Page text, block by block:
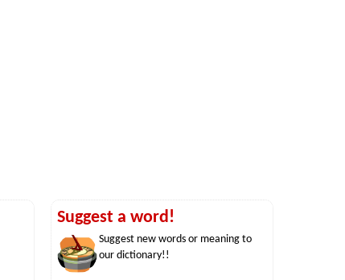
Suggest a word!
Suggest new words or meaning to
our dictionary!!